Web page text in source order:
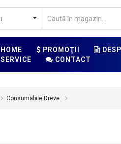
HOME PROMOŢII
SERVICE
CONTACT
Consumabile Dreve